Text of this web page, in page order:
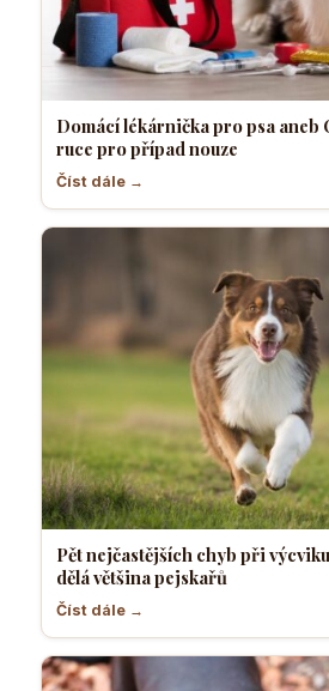
Domácí lékárnička pro psa aneb
ruce pro případ nouze
Číst dále →
Pět nejčastějších chyb při
dělá většina pejskařů
Číst dále →